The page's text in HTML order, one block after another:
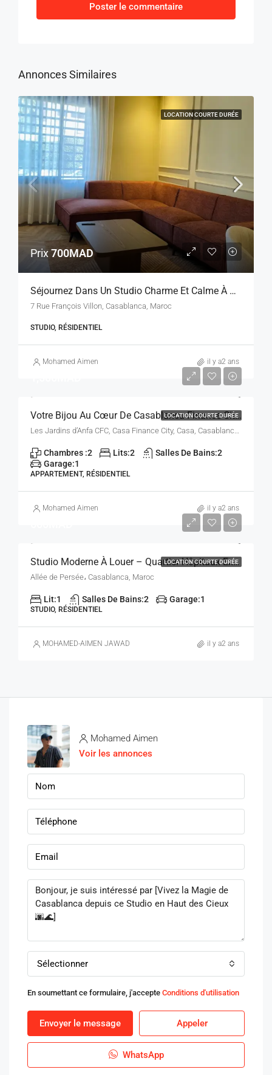
Poster le commentaire
Annonces Similaires
LOCATION COURTE DURÉE
Prix700MAD
Séjournez Dans Un Studio Charme Et Calme À Quartier Riviera
7 Rue François Villon, Casablanca, Maroc
STUDIO, RÉSIDENTIEL
Mohamed Aimen il y a2 ans
LOCATION COURTE DURÉEVotre Bijou Au Cœur De Casablanca Finance City
Les Jardins d’Anfa CFC, Casa Finance City, Casa, Casablanca 20250, Maroc
Chambres :2 Lits:2 Salles De Bains:2
Garage:1
APPARTEMENT, RÉSIDENTIEL
Mohamed Aimen il y a2 ans
LOCATION COURTE DURÉE
Studio Moderne À Louer – Quartier Hôpitaux Extension, Casablanca
Allée de Persée، Casablanca, Maroc
Lit:1 Salles De Bains:2 Garage:1
STUDIO, RÉSIDENTIEL
MOHAMED-AIMEN JAWAD il y a2 ans
Mohamed Aimen
Voir les annonces
Sélectionner
En soumettant ce formulaire, j'accepte Conditions d'utilisation
Envoyer le message Appeler
WhatsApp